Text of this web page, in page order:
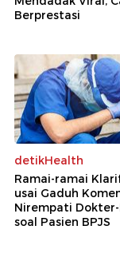
Berprestasi
detikHealth
Ramai-ramai
usai Gaduh
Nirempati
soal Pasien BPJS